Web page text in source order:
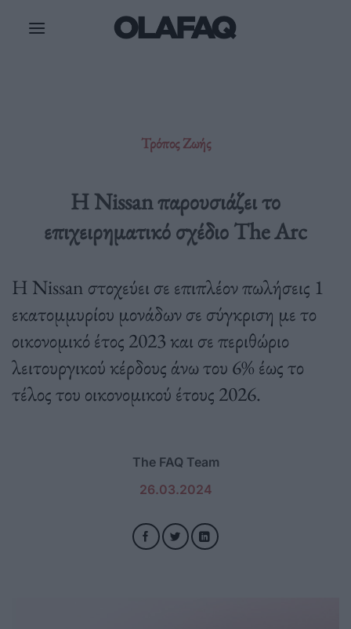
Τρόπος Ζωής
Η Nissan παρουσιάζει το
επιχειρηματικό σχέδιο The Arc
Η Nissan στοχεύει σε επιπλέον πωλήσεις 1
εκατομμυρίου μονάδων σε σύγκριση με το
οικονομικό έτος 2023 και σε περιθώριο
λειτουργικού κέρδους άνω του 6% έως το
τέλος του οικονομικού έτους 2026.
The FAQ Team
26.03.2024